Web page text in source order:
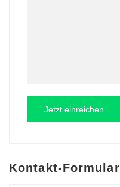
Kontakt-Formular